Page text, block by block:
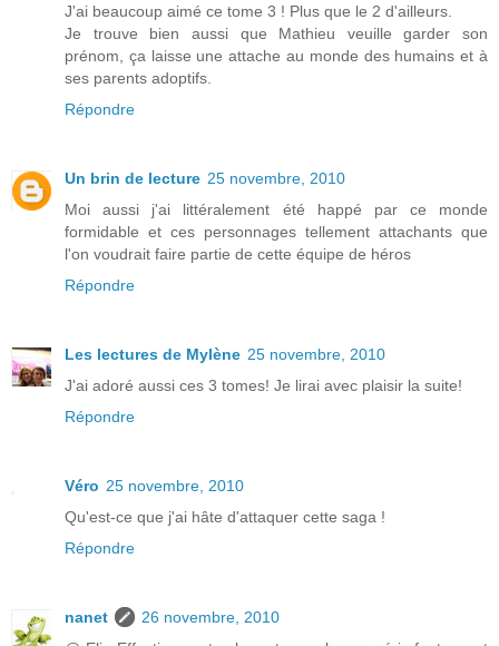
J'ai beaucoup aimé ce tome 3 ! Plus que le 2 d'ailleurs.
Je trouve bien aussi que Mathieu veuille garder son
prénom, ça laisse une attache au monde des humains et à
ses parents adoptifs.
Répondre
Un brin de lecture 25 novembre, 2010
Moi aussi j'ai littéralement été happé par ce monde
formidable et ces personnages tellement attachants que
l'on voudrait faire partie de cette équipe de héros
Répondre
Les lectures de Mylène 25 novembre, 2010
J'ai adoré aussi ces 3 tomes! Je lirai avec plaisir la suite!
Répondre
Véro 25 novembre, 2010
Qu'est-ce que j'ai hâte d'attaquer cette saga !
Répondre
nanet
26 novembre, 2010